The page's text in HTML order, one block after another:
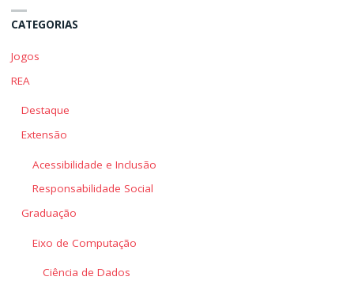
CATEGORIAS
Jogos
REA
Destaque
Extensão
Acessibilidade e Inclusão
Responsabilidade Social
Graduação
Eixo de Computação
Ciência de Dados